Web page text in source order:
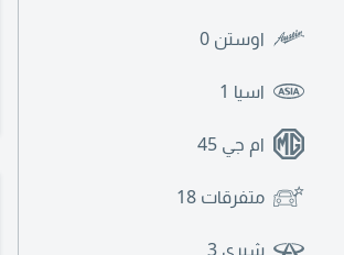
اوستن 0
اسيا 1
ام جي 45
متفرقات 18
شيري 3